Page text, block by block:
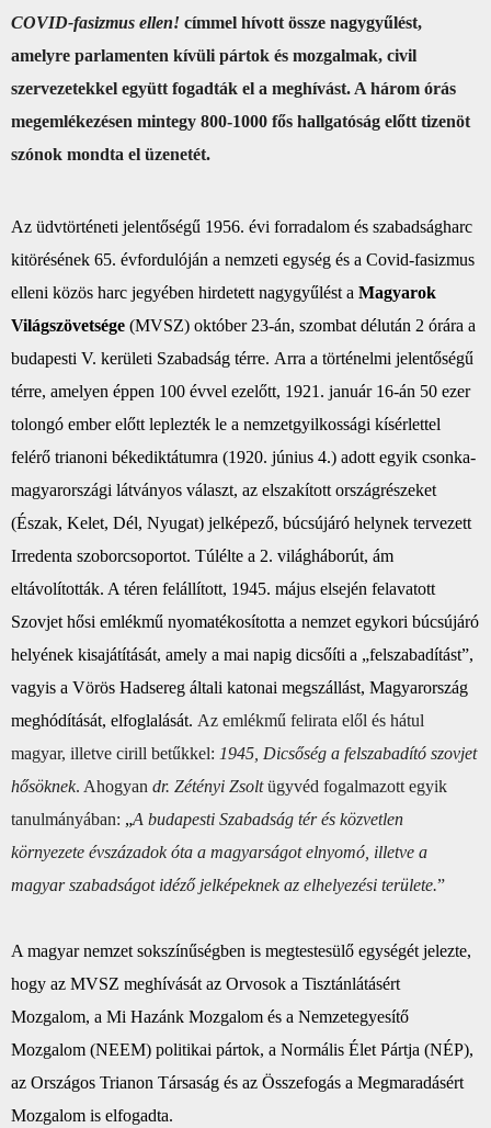
COVID-fasizmus ellen! címmel hívott össze nagygyűlést,
amelyre parlamenten kívüli pártok és mozgalmak, civil
szervezetekkel együtt fogadták el a meghívást. A három órás
megemlékezésen mintegy 800-1000 fős hallgatóság előtt tizenöt
szónok mondta el üzenetét.
Az üdvtörténeti jelentőségű 1956. évi forradalom és szabadságharc
kitörésének 65. évfordulóján a nemzeti egység és a Covid-fasizmus
elleni közös harc jegyében hirdetett nagygyűlést a Magyarok
Világszövetsége (MVSZ) október 23-án, szombat délután 2 órára a
budapesti V. kerületi Szabadság térre. Arra a történelmi jelentőségű
térre, amelyen éppen 100 évvel ezelőtt, 1921. január 16-án 50 ezer
tolongó ember előtt leplezték le a nemzetgyilkossági kísérlettel
felérő trianoni békediktátumra (1920. június 4.) adott egyik csonka-
magyarországi látványos választ, az elszakított országrészeket
(Észak, Kelet, Dél, Nyugat) jelképező, búcsújáró helynek tervezett
Irredenta szoborcsoportot. Túlélte a 2. világháborút, ám
eltávolították. A téren felállított, 1945. május elsején felavatott
Szovjet hősi emlékmű nyomatékosította a nemzet egykori búcsújáró
helyének kisajátítását, amely a mai napig dicsőíti a „felszabadítást”,
vagyis a Vörös Hadsereg általi katonai megszállást, Magyarország
meghódítását, elfoglalását. Az emlékmű felirata elől és hátul
magyar, illetve cirill betűkkel: 1945, Dicsőség a felszabadító szovjet
hősöknek. Ahogyan dr. Zétényi Zsoltügyvéd fogalmazott egyik
tanulmányában: „A budapesti Szabadság tér és közvetlen
környezete évszázadok óta a magyarságot elnyomó, illetve a
magyar szabadságot idéző jelképeknek az elhelyezési területe.”
A magyar nemzet sokszínűségben is megtestesülő egységét jelezte,
hogy az MVSZ meghívását az Orvosok a Tisztánlátásért
Mozgalom, a Mi Hazánk Mozgalom és a Nemzetegyesítő
Mozgalom (NEEM) politikai pártok, a Normális Élet Pártja (NÉP),
az Országos Trianon Társaság és az Összefogás a Megmaradásért
Mozgalom is elfogadta.